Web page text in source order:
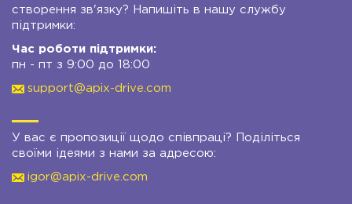
створення зв'язку? Напишіть в нашу службу
підтримки:
Час роботи підтримки:
пн - пт з 9:00 до 18:00
support@apix-drive.com
У вас є пропозиції щодо співпраці? Поділіться
своїми ідеями з нами за адресою:
igor@apix-drive.com